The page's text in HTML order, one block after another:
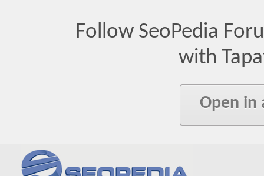
Follow SeoPedia
with
Open in